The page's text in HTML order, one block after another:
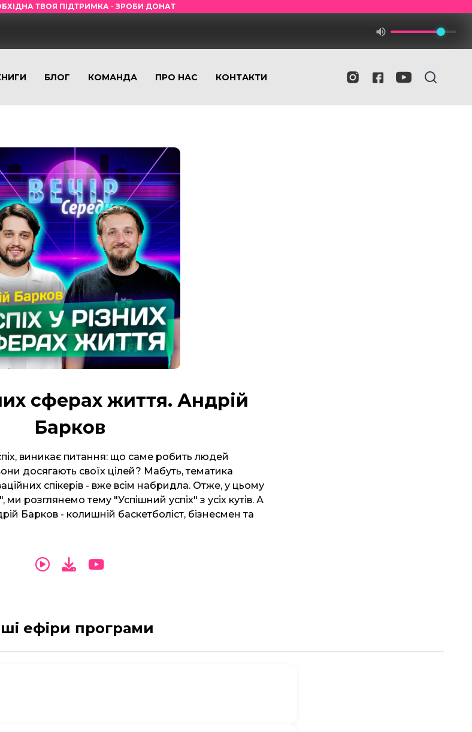
ТВОЯ ПІДТРИМКА - ЗРОБИ ДОНАТ
БЛОГ КОМАНДА ПРО НАС КОНТАКТИ
сферах життя. Андрій
Барков
виникає питання: що саме робить людей
досягають своїх цілей? Мабуть, тематика
спікерів - вже всім набридла. Отже, у цьому
розглянемо тему "Успішний успіх" з усіх кутів. А
Барков - колишній баскетболіст, бізнесмен та
ефіри програми